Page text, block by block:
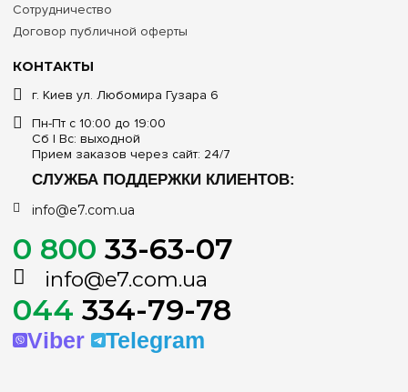
КОНТАКТЫ
г. Киев ул. Любомира Гузара 6
Пн-Пт с 10:00 до 19:00
Сб | Вс: выходной
Прием заказов через сайт: 24/7
СЛУЖБА ПОДДЕРЖКИ КЛИЕНТОВ:
info@e7.com.ua
0 800 33-63-07
info@e7.com.ua
044 334-79-78
Viber Telegram
Сотрудничество
Договор публичной оферты